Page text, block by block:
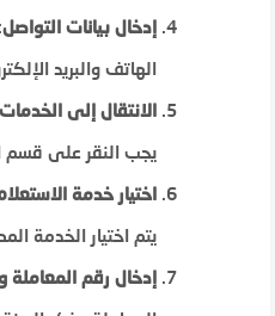
إدخال بيانات التواصل
الهاتف والبريد
الانتقال إلى الخدمات
يجب النقر على قسم
اختيار خدمة
يتم اختيار الخدمة
إدخال رقم المعاملة